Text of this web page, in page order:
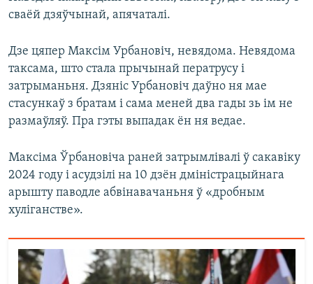
сваёй дзяўчынай, апячаталі.
Дзе цяпер Максім Урбановіч, невядома. Невядома
таксама, што стала прычынай ператрусу і
затрыманьня. Дзяніс Урбановіч даўно ня мае
стасункаў з братам і сама меней два гады зь ім не
размаўляў. Пра гэты выпадак ён ня ведае.
Максіма Ўрбановіча раней затрымлівалі ў сакавіку
2024 году і асудзілі на 10 дзён дміністрацыйнага
арышту паводле абвінавачаньня ў «дробным
хуліганстве».